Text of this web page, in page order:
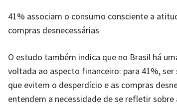
41% associam o consumo consciente a
compras desnecessárias
O estudo também indica que no Brasil há
voltada ao aspecto financeiro: para 41%,
que evitem o desperdício e as compras
entendem a necessidade de se refletir